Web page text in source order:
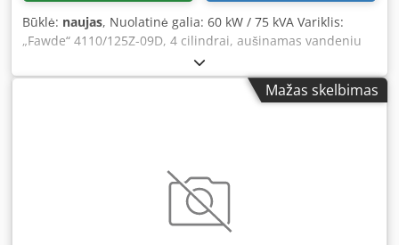
Būklė: naujas, Nuolatinė galia: 60 kW / 75 kVA Variklis:
„Fawde“ 4110/125Z-09D, 4 cilindrai, aušinamas vandeniu
Dkedpsh R Tm Iefx Aiaer Jungtis: 1x32A, 1x64A, 1x220V
Lizdai arba automatiniai jungikliai, pagal pageidavimą –
125A lizdas Dažnis: 50 Hz Įtampa: 400/230 V Įskaitant:
Mažas skelbimas